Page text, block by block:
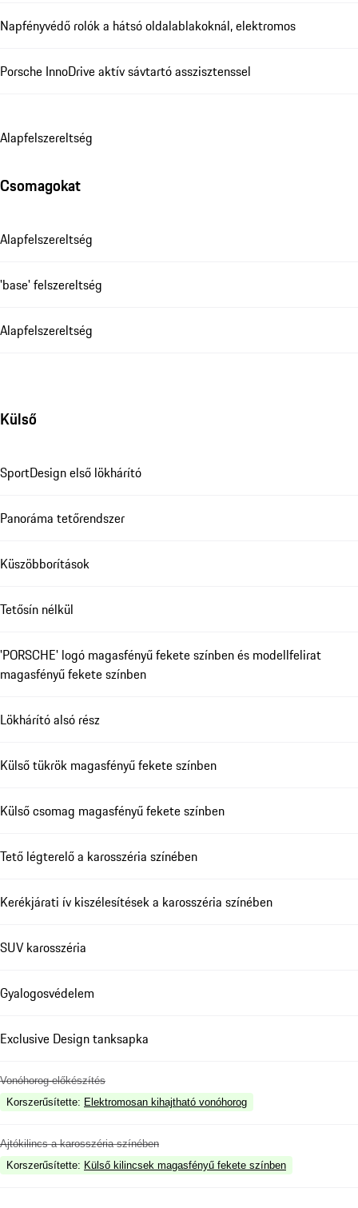
Napfényvédő rolók a hátsó oldalablakoknál, elektromos
Porsche InnoDrive aktív sávtartó asszisztenssel
Alapfelszereltség
Csomagokat
Alapfelszereltség
'base' felszereltség
Alapfelszereltség
Külső
SportDesign első lökhárító
Panoráma tetőrendszer
Küszöbborítások
Tetősín nélkül
'PORSCHE' logó magasfényű fekete színben és modellfelirat
magasfényű fekete színben
Lökhárító alsó rész
Külső tükrök magasfényű fekete színben
Külső csomag magasfényű fekete színben
Tető légterelő a karosszéria színében
Kerékjárati ív kiszélesítések a karosszéria színében
SUV karosszéria
Gyalogosvédelem
Exclusive Design tanksapka
Vonóhorog-előkészítés
Korszerűsítette: Elektromosan kihajtható vonóhorog
Ajtókilincs a karosszéria színében
Korszerűsítette: Külső kilincsek magasfényű fekete színben